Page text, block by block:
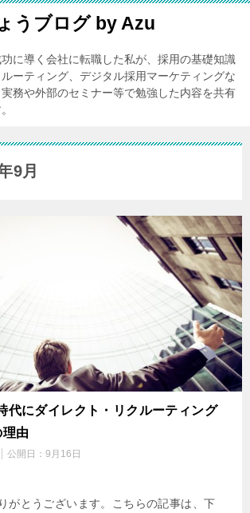
うブログ by Azu
に導く会社に転職した私が、採用の基礎知識
ーティング、デジタル採用マーケティングな
務や外部のセミナー等で勉強した内容を共有
9月
代にダイレクト・リクルーティング
由
公開日： 9月16日
がとうございます。こちらの記事は、下